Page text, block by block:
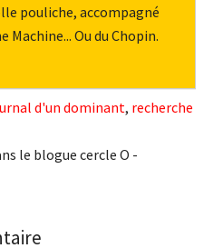
pouliche, accompagné
Machine... Ou du Chopin.
d'un dominant, recherche
le blogue cercle O -